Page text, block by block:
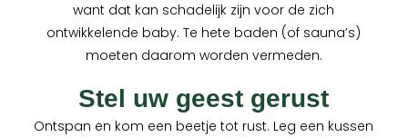
want dat kan schadelijk zijn voor de zich
ontwikkelende baby. Te hete baden (of sauna’s)
moeten daarom worden vermeden.
Stel uw geest gerust
Ontspan en kom een beetje tot rust. Leg een kussen